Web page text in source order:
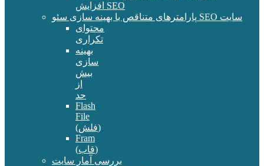
افزایش SEO
پارامترهای متناقص با بهینه سازی سئو SEO سایت
محتوای
تکراری
بهینه
سازی
بیش
از
حد
Flash
File
(فلش)
Fram
(قاب)
بررسی آمار سایت